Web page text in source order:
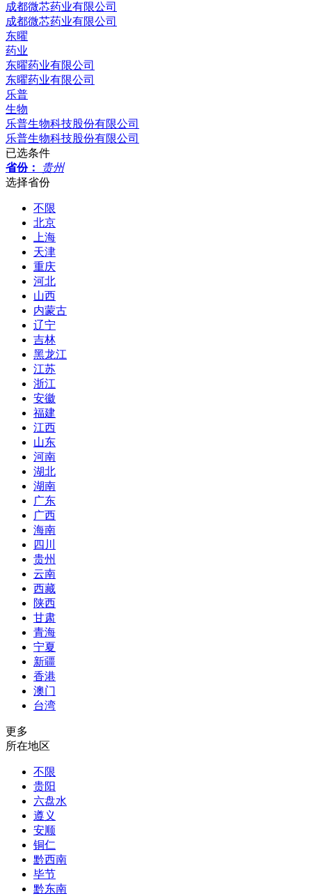
成都微芯药业有限公司
成都微芯药业有限公司
东曜
药业
东曜药业有限公司
东曜药业有限公司
乐普
生物
乐普生物科技股份有限公司
乐普生物科技股份有限公司
已选条件
省份：
贵州
选择省份
不限
北京
上海
天津
重庆
河北
山西
内蒙古
辽宁
吉林
黑龙江
江苏
浙江
安徽
福建
江西
山东
河南
湖北
湖南
广东
广西
海南
四川
贵州
云南
西藏
陕西
甘肃
青海
宁夏
新疆
香港
澳门
台湾
更多
所在地区
不限
贵阳
六盘水
遵义
安顺
铜仁
黔西南
毕节
黔东南